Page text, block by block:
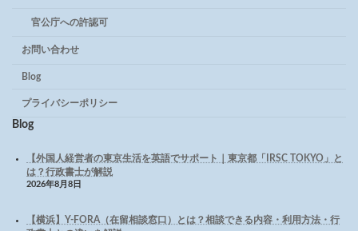
官公庁への許認可
お問い合わせ
Blog
プライバシーポリシー
Blog
【外国人経営者の東京生活を英語でサポート｜東京都「IRSC TOKYO」と
は？行政書士が解説
2026年8月8日
【横浜】Y-FORA（在留相談窓口）とは？相談できる内容・利用方法・行